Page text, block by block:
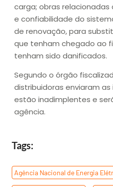
carga; obras
e confiabilidade do
de renovação, para
que tenham chegado ao
tenham sido danificados.
Segundo o órgão
distribuidoras enviaram
estão inadimplentes e
agência.
Tags:
Agência Nacional de Energia